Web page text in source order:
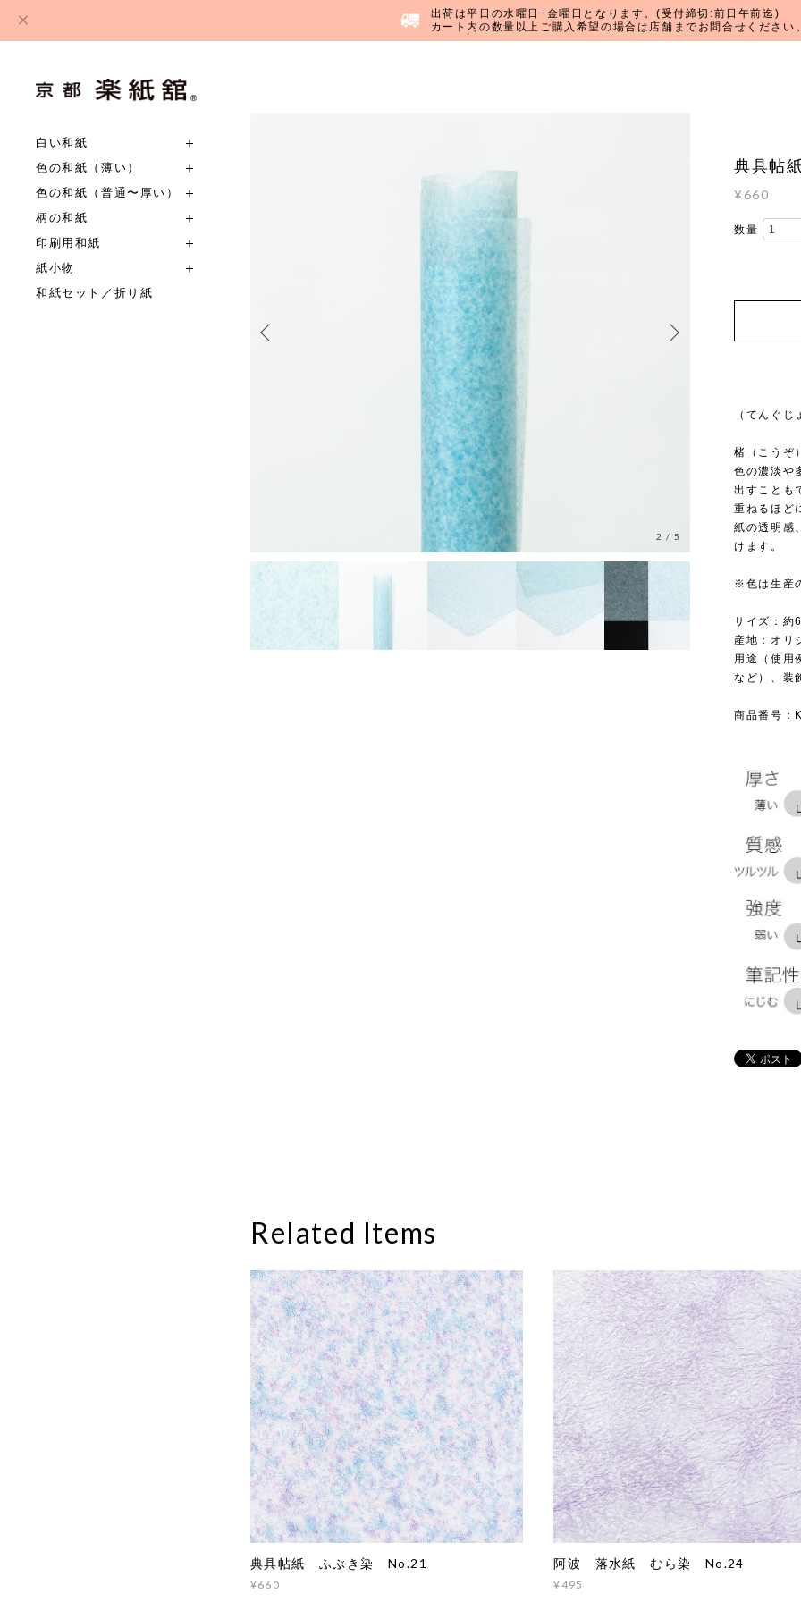
出荷は平日の水曜日･金曜日となります。(受付締切:前日午前迄)
カート内の数量以上ご購入希望の場合は店舗までお問合せください
白い和紙
色の和紙（薄い）
色の和紙（普通〜厚い）
柄の和紙
印刷用和紙
紙小物
和紙セット／折り紙
2 /5
典具帖
¥660
数量
（てんぐ
楮（こうぞ
色の濃淡や
出すことも
重ねるほど
紙の透明感
けます。
※色は生産
サイズ：
産地：オリ
用途（使用
など）、装
商品番号
Related Items
典具帖紙 ふぶき染 No.21
¥660
阿波 落水紙 むら染 No.24
¥495